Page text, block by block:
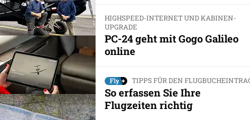
HIGHSPEED-INTERNET UND KABINEN-
UPGRADE
PC-24 geht mit Gogo Galileo
online
TIPPS FÜR DEN
So erfassen Sie Ihre
Flugzeiten richtig